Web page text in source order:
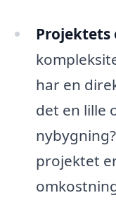
Projektets
har en
det en lille
projektet